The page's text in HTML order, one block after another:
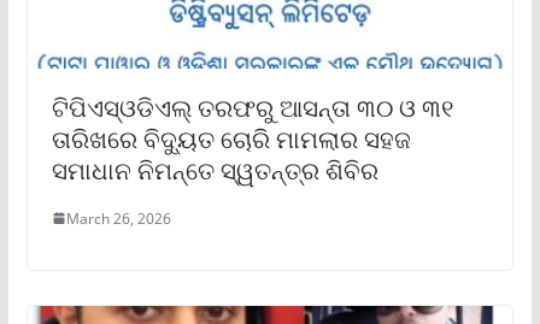
ଟିପିଏସ୍ଓଡିଏଲ୍ ତରଫରୁ ଆସନ୍ତା ୩୦ ଓ ୩୧
ତାରିଖରେ ବିଦ୍ୟୁତ ଚୋରି ମାମଲାର ସହଜ
ସମାଧାନ ନିମନ୍ତେ ସ୍ୱତନ୍ତ୍ର ଶିବିର
March 26, 2026